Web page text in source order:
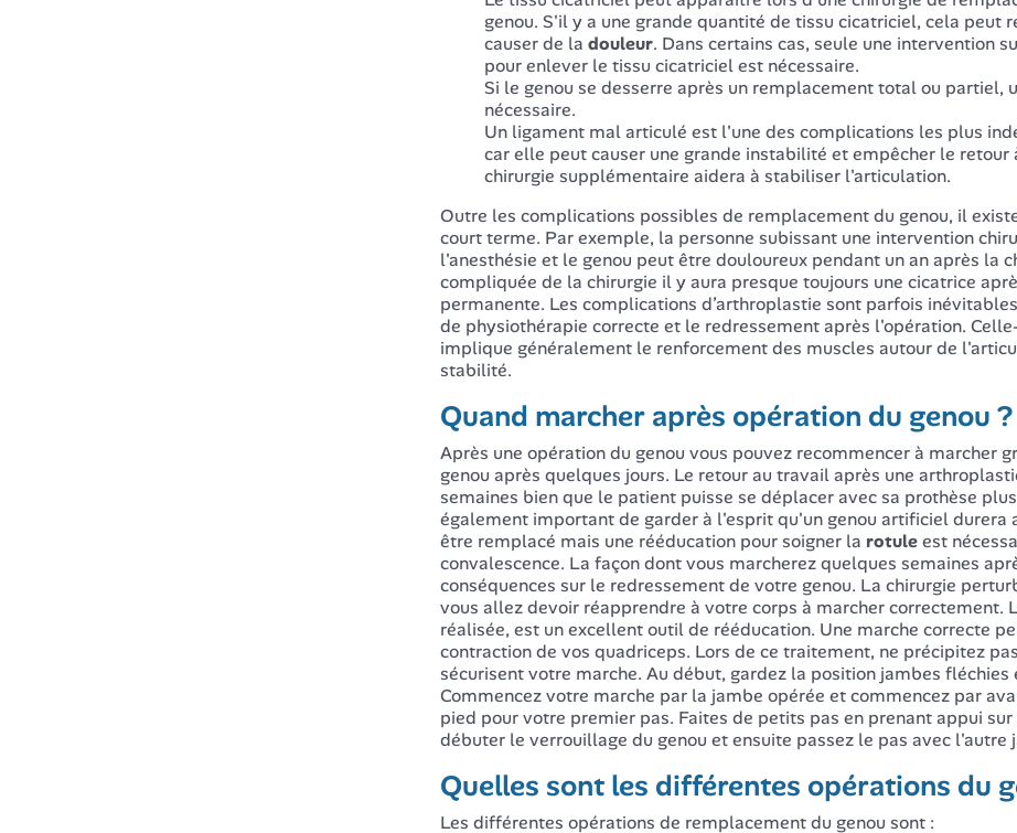
genou. S'il y a une grande quantité de tissu cicatriciel, cela
causer de la douleur. Dans certains cas, seule une intervention
pour enlever le tissu cicatriciel est nécessaire.
Si le genou se desserre après un remplacement total ou partiel,
nécessaire.
Un ligament mal articulé est l'une des complications les plus
car elle peut causer une grande instabilité et empêcher le retour
chirurgie supplémentaire aidera à stabiliser l'articulation.
Outre les complications possibles de remplacement du genou, il
court terme. Par exemple, la personne subissant une intervention
l'anesthésie et le genou peut être douloureux pendant un an après la
compliquée de la chirurgie il y aura presque toujours une cicatrice
permanente. Les complications d’arthroplastie sont parfois
de physiothérapie correcte et le redressement après l'opération.
implique généralement le renforcement des muscles autour de
stabilité.
Quand marcher après opération du genou ?
Après une opération du genou vous pouvez recommencer à marcher
genou après quelques jours. Le retour au travail après une
semaines bien que le patient puisse se déplacer avec sa prothèse
également important de garder à l'esprit qu'un genou artificiel durera
être remplacé mais une rééducation pour soigner la rotuleest
convalescence. La façon dont vous marcherez quelques semaines
conséquences sur le redressement de votre genou. La chirurgie
vous allez devoir réapprendre à votre corps à marcher correctement.
réalisée, est un excellent outil de rééducation. Une marche correcte
contraction de vos quadriceps. Lors de ce traitement, ne précipitez
sécurisent votre marche. Au début, gardez la position jambes
Commencez votre marche par la jambe opérée et commencez par
pied pour votre premier pas. Faites de petits pas en prenant appui
débuter le verrouillage du genou et ensuite passez le pas avec l'autre
Quelles sont les différentes opérations du
Les différentes opérations de remplacement du genou sont :